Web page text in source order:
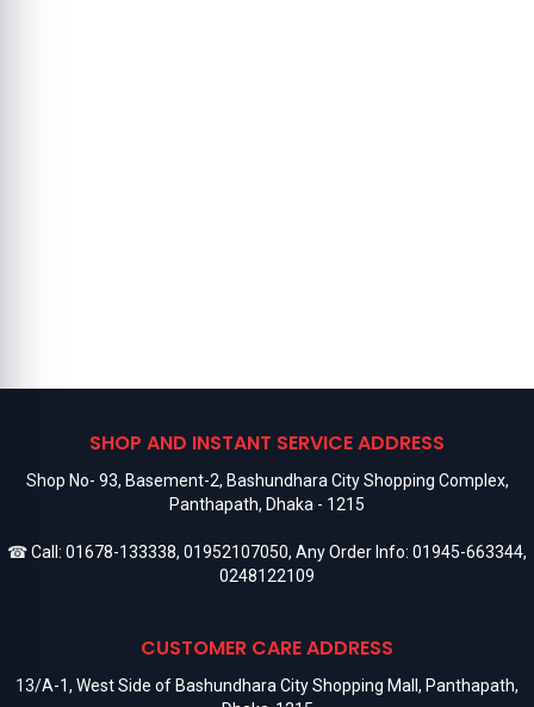
SHOP AND INSTANT SERVICE ADDRESS
Shop No- 93, Basement-2, Bashundhara City Shopping Complex,
Panthapath, Dhaka - 1215
☎ Call: 01678-133338, 01952107050, Any Order Info: 01945-663344,
0248122109
CUSTOMER CARE ADDRESS
13/A-1, West Side of Bashundhara City Shopping Mall, Panthapath,